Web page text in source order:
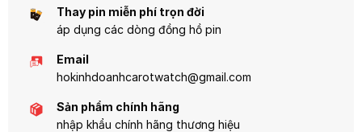
Thay pin miễn phí trọn đời
áp dụng các dòng đồng hồ pin
Email
hokinhdoanhcarotwatch@gmail.com
Sản phẩm chính hãng
nhập khẩu chính hãng thương hiệu